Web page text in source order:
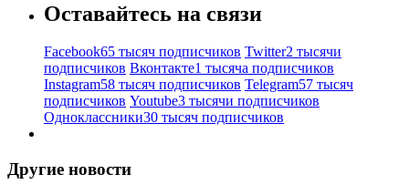
Оставайтесь на связи
Facebook65 тысяч подписчиков Twitter2 тысячи
подписчиков Вконтакте1 тысяча подписчиков
Instagram58 тысяч подписчиков Telegram57 тысяч
подписчиков Youtube3 тысячи подписчиков
Одноклассники30 тысяч подписчиков
Другие новости